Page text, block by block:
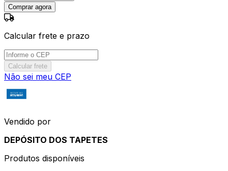
Comprar agora
Calcular frete e prazo
Calcular frete
Não sei meu CEP
Vendido por
DEPÓSITO DOS TAPETES
Produtos disponíveis